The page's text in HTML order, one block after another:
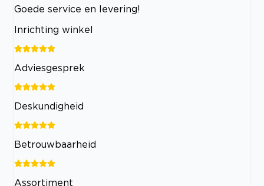
Goede service en levering!
Inrichting winkel
Adviesgesprek
Deskundigheid
Betrouwbaarheid
Assortiment